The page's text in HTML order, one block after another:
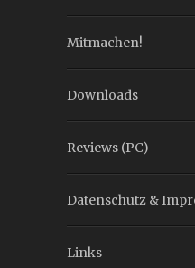
Mitmachen!
Downloads
Reviews (PC)
Datenschutz &
Links